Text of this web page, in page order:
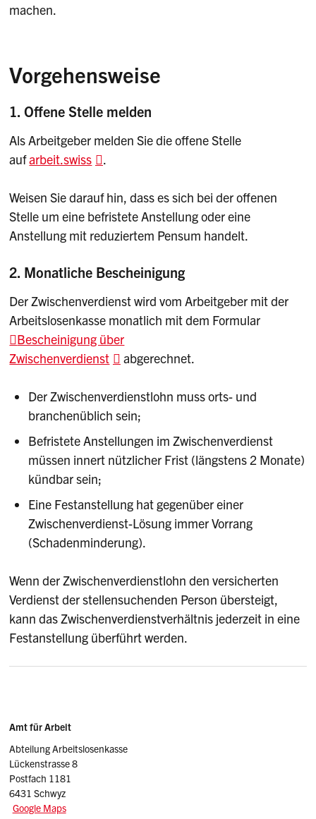
machen.
Vorgehensweise
1. Offene Stelle melden
Als Arbeitgeber melden Sie die offene Stelle
aufarbeit.swiss .
Weisen Sie darauf hin, dass es sich bei der offenen
Stelle um eine befristete Anstellung oder eine
Anstellung mit reduziertem Pensum handelt.
2. Monatliche Bescheinigung
Der Zwischenverdienst wird vom Arbeitgeber mit der
Arbeitslosenkasse monatlich mit dem Formular
Bescheinigung über
Zwischenverdienst
abgerechnet.
Der Zwischenverdienstlohn muss orts- und
branchenüblich sein;
Befristete Anstellungen im Zwischenverdienst
müssen innert nützlicher Frist (längstens 2 Monate)
kündbar sein;
Eine Festanstellung hat gegenüber einer
Zwischenverdienst-Lösung immer Vorrang
(Schadenminderung).
Wenn der Zwischenverdienstlohn den versicherten
Verdienst der stellensuchenden Person übersteigt,
kann das Zwischenverdienstverhältnis jederzeit in eine
Festanstellung überführt werden.
Sidebar
Adresse
Amt für Arbeit
Abteilung Arbeitslosenkasse
Lückenstrasse 8
Postfach 1181
6431 Schwyz
Google Maps